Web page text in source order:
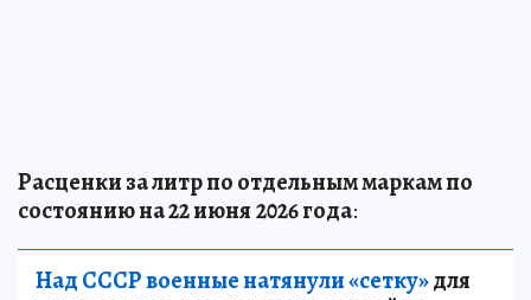
Расценки за литр по отдельным маркам по
состоянию на 22 июня2026 года:
Над СССР военные натянули «сетку»для